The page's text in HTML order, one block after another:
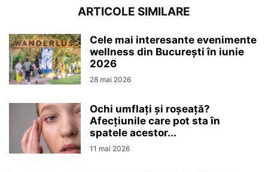
ARTICOLE SIMILARE
Cele mai interesante evenimente
wellness din București în iunie
2026
28 mai 2026
Ochi umflați și roșeață?
Afecțiunile care pot sta în
spatele acestor...
11 mai 2026